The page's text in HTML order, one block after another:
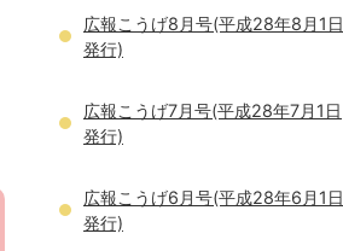
広報こうげ8月号(平成28年8月1日
発行)
広報こうげ7月号(平成28年7月1日
発行)
広報こうげ6月号(平成28年6月1日
発行)